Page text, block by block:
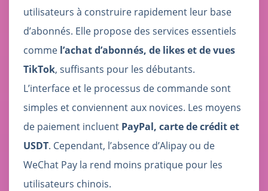
utilisateurs à construire rapidement leur base
d’abonnés. Elle propose des services essentiels
comme l’achat d’abonnés, de likes et de vues
TikTok, suffisants pour les débutants.
L’interface et le processus de commande sont
simples et conviennent aux novices. Les moyens
de paiement incluent PayPal, carte de crédit et
USDT. Cependant, l’absence d’Alipay ou de
WeChat Pay la rend moins pratique pour les
utilisateurs chinois.